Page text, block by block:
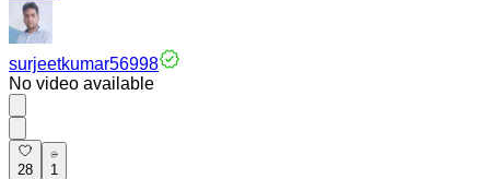
surjeetkumar56998
No video available
28 1